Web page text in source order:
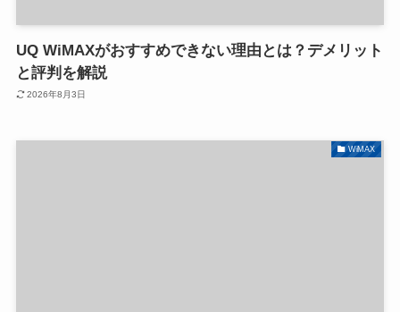
UQ WiMAXがおすすめできない理由とは？デメリット
と評判を解説
2026年8月3日
WiMAX